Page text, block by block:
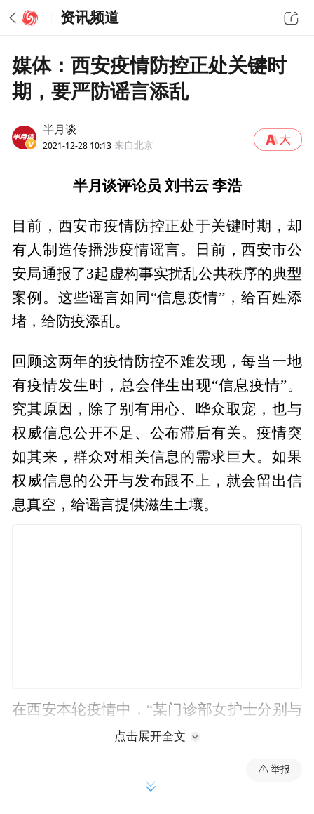
资讯频道
媒体：西安疫情防控正处关键时
期，要严防谣言添乱
半月谈
2021-12-28 10:13 来自北京
半月谈评论员 刘书云 李浩
目前，西安市疫情防控正处于关键时期，却
有人制造传播涉疫情谣言。日前，西安市公
安局通报了3起虚构事实扰乱公共秩序的典型
案例。这些谣言如同“信息疫情”，给百姓添
堵，给防疫添乱。
回顾这两年的疫情防控不难发现，每当一地
有疫情发生时，总会伴生出现“信息疫情”。
究其原因，除了别有用心、哗众取宠，也与
权威信息公开不足、公布滞后有关。疫情突
如其来，群众对相关信息的需求巨大。如果
权威信息的公开与发布跟不上，就会留出信
息真空，给谣言提供滋生土壤。
在西安本轮疫情中，“某门诊部女护士分别与
某隔离酒店员工、某大学老师存在亲密关
三条传播链如何产生交叉的信息真空炮制出
点击展开全文
举报